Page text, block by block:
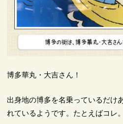
博多華丸・大吉さん！
出身地の博多を名乗っているだけ
れているようです。たとえばコレ。